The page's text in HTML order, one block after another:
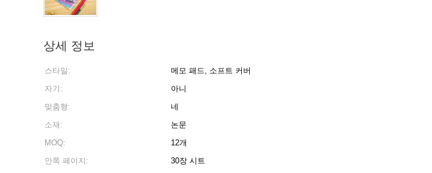
상세 정보
스타일: 메모 패드, 소프트 커버
자기:
아니
맞춤형:
네
소재:
논문
MOQ:
12개
안쪽 페이지:
30장 시트